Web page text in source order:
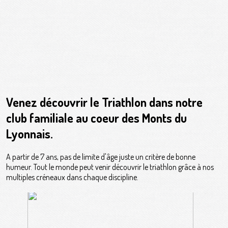
Venez découvrir le Triathlon dans notre
club familiale au coeur des Monts du
Lyonnais.
A partir de 7 ans, pas de limite d'âge juste un critère de bonne
humeur. Tout le monde peut venir découvrir le triathlon grâce à nos
multiples créneaux dans chaque discipline.